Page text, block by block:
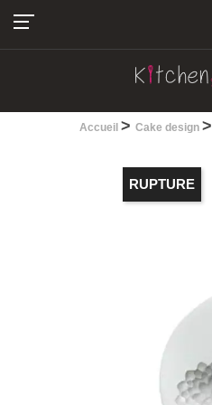
Accueil > Cake design >
RUPTURE